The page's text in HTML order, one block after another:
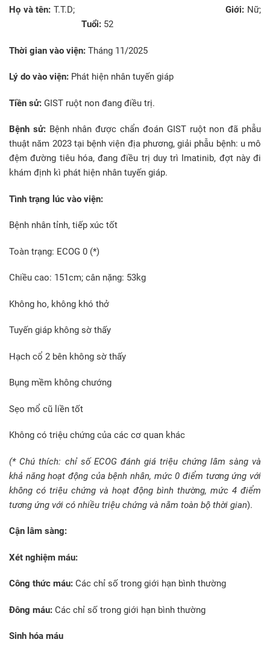
Họ và tên:T.T.D;Giới: Nữ;
Tuổi: 52
Thời gian vào viện: Tháng 11/2025
Lý do vào viện: Phát hiện nhân tuyến giáp
Tiền sử: GIST ruột non đang điều trị.
Bệnh sử: Bệnh nhân được chẩn đoán GIST ruột non đã phẫu
thuật năm 2023 tại bệnh viện địa phương, giải phẫu bệnh: u mô
đệm đường tiêu hóa, đang điều trị duy trì Imatinib, đợt này đi
khám định kì phát hiện nhân tuyến giáp.
Tình trạng lúc vào viện:
Bệnh nhân tỉnh, tiếp xúc tốt
Toàn trạng: ECOG 0 (*)
Chiều cao: 151cm; cân nặng: 53kg
Không ho, không khó thở
Tuyến giáp không sờ thấy
Hạch cổ 2 bên không sờ thấy
Bụng mềm không chướng
Sẹo mổ cũ liền tốt
Không có triệu chứng của các cơ quan khác
(* Chú thích: chỉ số ECOG đánh giá triệu chứng lâm sàng và
khả năng hoạt động của bệnh nhân, mức 0 điểm tương ứng với
không có triệu chứng và hoạt động bình thường, mức 4 điểm
tương ứng với có nhiều triệu chứng và nằm toàn bộ thời gian).
Cận lâm sàng:
Xét nghiệm máu:
Công thức máu: Các chỉ số trong giới hạn bình thường
Đông máu: Các chỉ số trong giới hạn bình thường
Sinh hóa máu